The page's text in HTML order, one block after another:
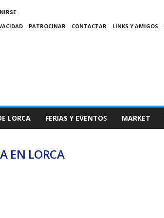
PATROCINAR CONTACTAR LINKS Y AMIGOS
LORCA FERIAS Y EVENTOS MARKET
EN LORCA